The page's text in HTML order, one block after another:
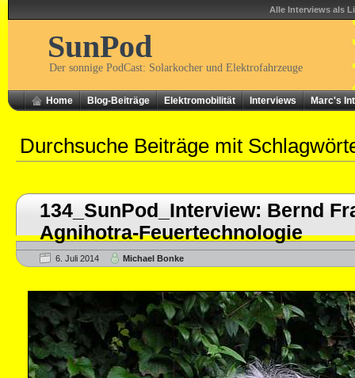
Alle Interviews als
SunPod
Der sonnige PodCast: Solarkocher und Elektrofahrzeuge
Home Blog-Beiträge Elektromobilität Interviews Marc's
Durchsuche Beiträge mit
134_SunPod_Interview: Bernd
Agnihotra-Feuertechnologie
6. Juli 2014 Michael Bonke